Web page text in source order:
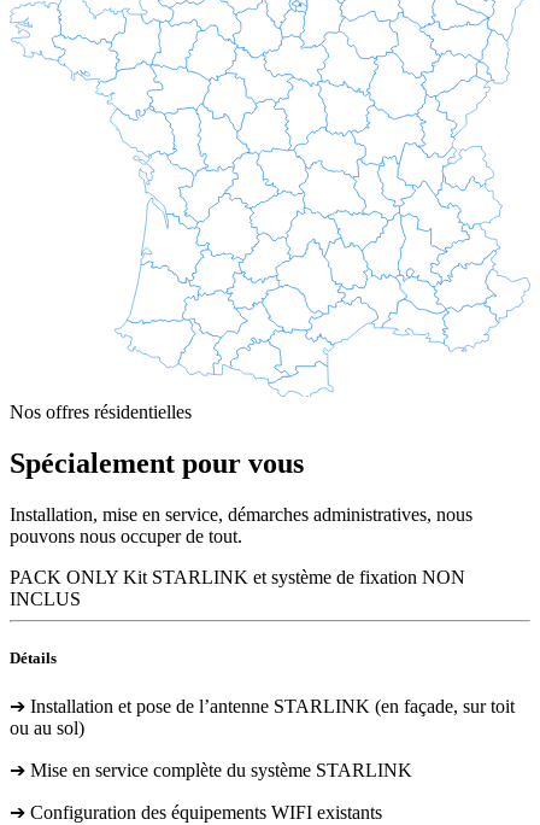
Nos offres résidentielles
Spécialement pour vous
Installation, mise en service, démarches administratives, nous
pouvons nous occuper de tout.
PACK ONLY Kit STARLINK et système de fixation NON
INCLUS
Détails
➔ Installation et pose de l’antenne STARLINK (en façade, sur toit
ou au sol)
➔ Mise en service complète du système STARLINK
➔ Configuration des équipements WIFI existants